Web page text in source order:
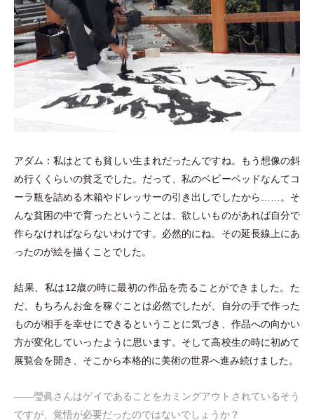
アダム：私はとても貧しい生まれだったんですね。もう想像の斜
め行くくらいの貧乏でした。だって、私のベビーベッドなんてコ
ーラ瓶を詰める木箱やドレッサーの引き出しでしたから……。そ
んな貧困の中で育ったということは、欲しいものがあれば自分で
作らなければならないわけです。必然的にね。その延長線上にあ
ったのが絵を描くことでした。
結果、私は12歳の時に最初の作品を売ることができました。た
だ、もちろんお金を稼ぐことは必然でしたが、自分の手で作った
ものが相手を幸せにできるということに気づき、作品への向かい
方が変化していったように思います。そして高校生の時に初めて
展覧会を開き、そこから本格的に美術の世界へ進み続けました。
――瑩眞さんはゲイであることをカミングアウトされているそう
ですが、覚悟が必要だったのではないでしょうか？